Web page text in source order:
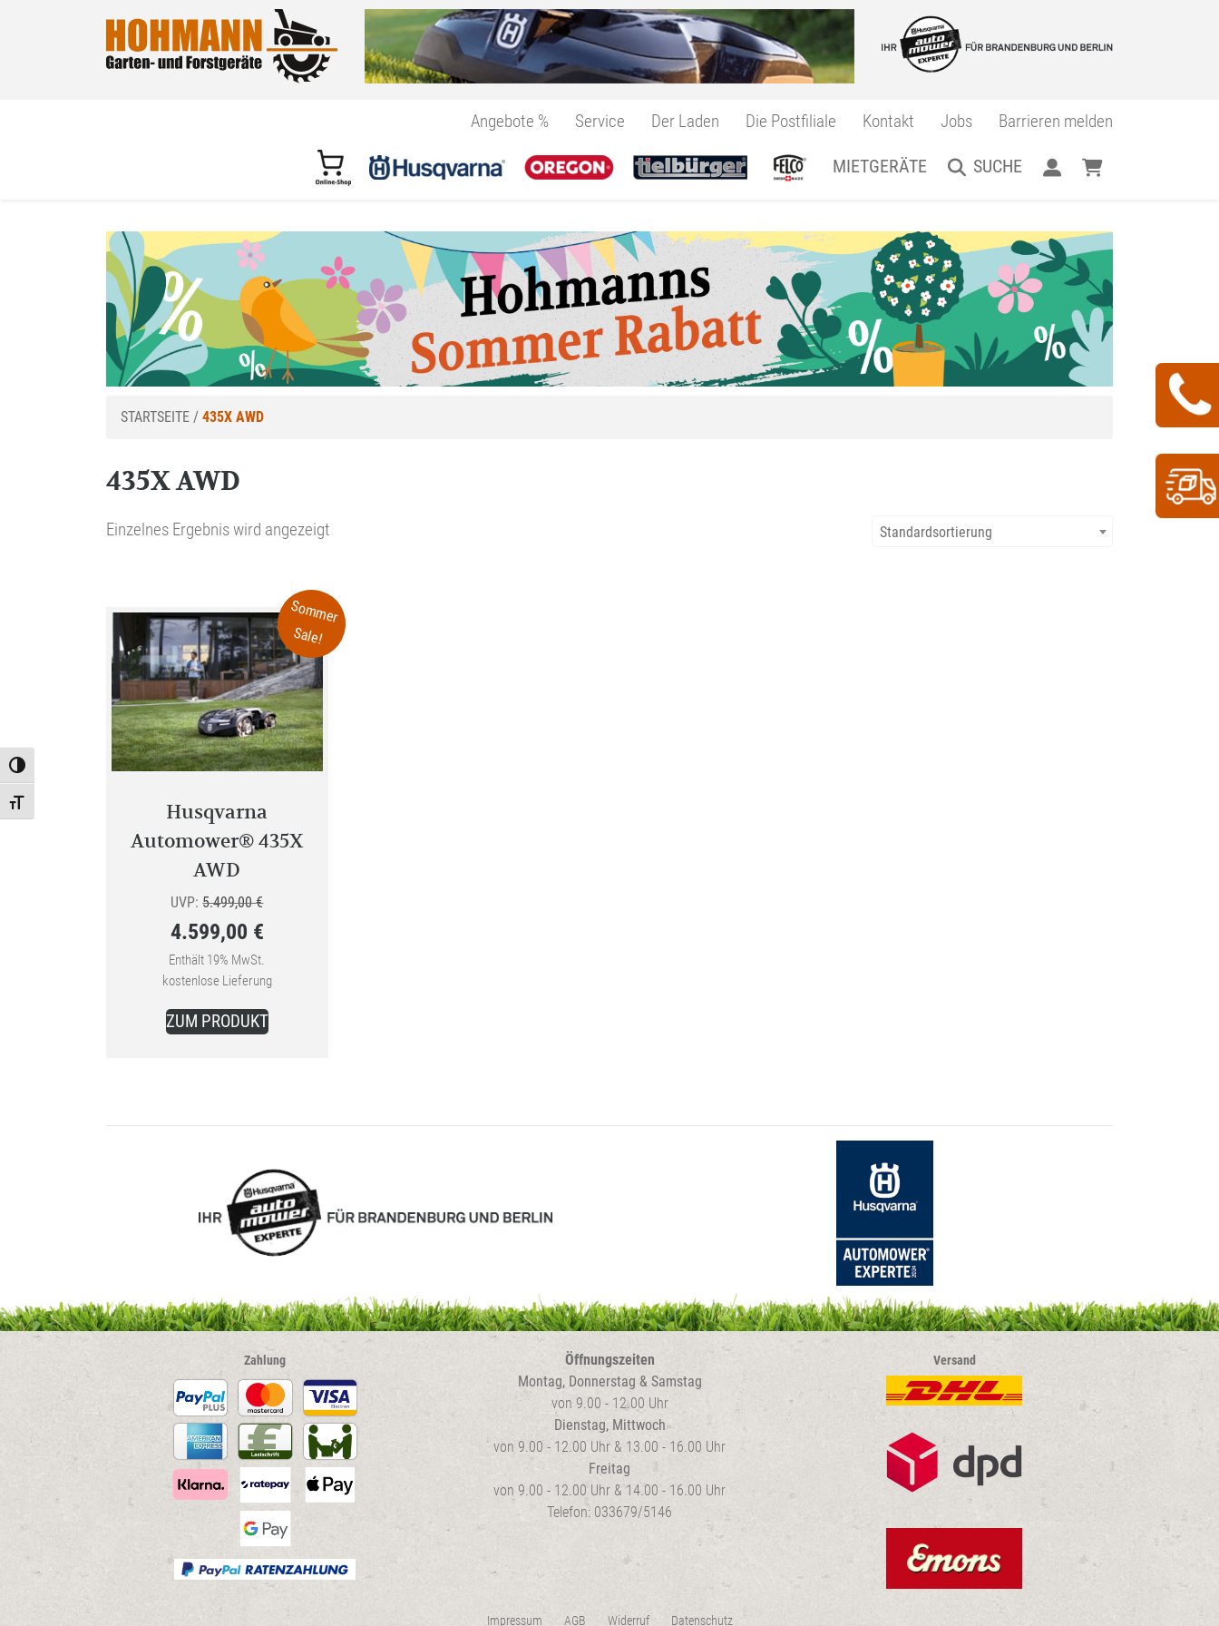
Toggle High Contrast
Toggle Font size
Angebote % Service Der Laden Die Postfiliale Kontakt Jobs Barrieren melden
MIETGERÄTE SUCHE
STARTSEITE / 435X AWD
435X AWD
Einzelnes Ergebnis wird angezeigt Standardsortierung
Sommer
Sale!
Husqvarna
Automower® 435X
AWD
UVP: 5.499,00€Ursprünglicher
Preis
war:
5.499,00 €
4.599,00 €
Aktueller
Preis
ist:
Enthält 19% MwSt.
kostenlose Lieferung
ZUM PRODUKT
Zahlung
Öffnungszeiten
Montag, Donnerstag & Samstag
von 9.00 - 12.00 Uhr
Dienstag, Mittwoch
von 9.00 - 12.00 Uhr & 13.00 - 16.00 Uhr
Freitag
von 9.00 - 12.00 Uhr & 14.00 - 16.00 Uhr
Telefon: 033679/5146
Versand
Impressum AGB Widerruf Datenschutz